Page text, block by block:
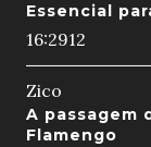
Essencial
16:2912
Zico
A passagem
Flamengo